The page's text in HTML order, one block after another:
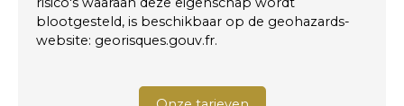
blootgesteld, is beschikbaar op de geohazards-
website: georisques.gouv.fr.